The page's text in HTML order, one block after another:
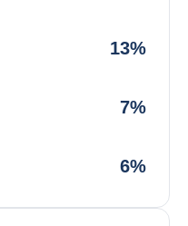
13%
7%
6%